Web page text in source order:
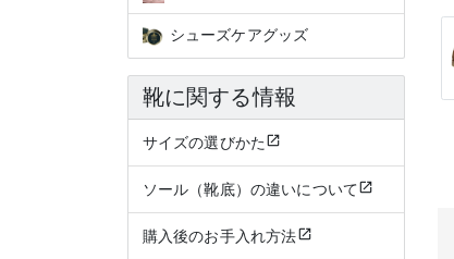
シューズケアグッズ
靴に関する情報
サイズの選びかた
ソール（靴底）の違いについて
購入後のお手入れ方法